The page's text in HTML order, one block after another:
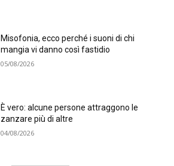
Misofonia, ecco perché i suoni di chi
mangia vi danno così fastidio
05/08/2026
È vero: alcune persone attraggono le
zanzare più di altre
04/08/2026